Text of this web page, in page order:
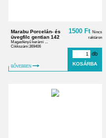
Marabu Porcelán- és
üvegfilc gentian 142
Magasfényű kerámi ...
Cikkszám:369406
BŐVEBBEN
1500 Ft Nincs
raktáron
db